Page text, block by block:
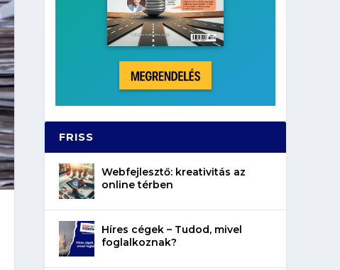
FRISS
Webfejlesztő: kreativitás az
online térben
Híres cégek – Tudod, mivel
foglalkoznak?